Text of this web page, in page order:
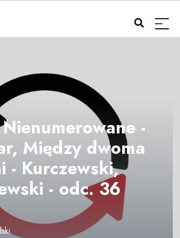
-
Między dwoma
- Kurczewski,
- odc. 36